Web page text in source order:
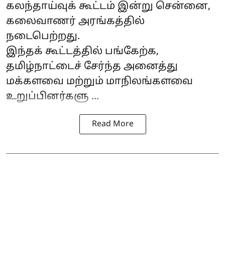
கலந்தாய்வுக் கூட்டம் இன்று சென்னை,
கலைவாணர் அரங்கத்தில்
நடைபெற்றது.
இந்தக் கூட்டத்தில் பங்கேற்க,
தமிழ்நாட்டைச் சேர்ந்த அனைத்து
மக்களவை மற்றும் மாநிலங்களவை
உறுப்பினர்களு ...
Read More